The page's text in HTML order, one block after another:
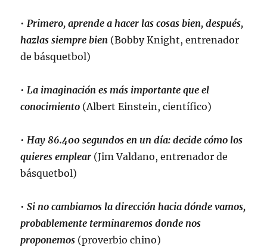
•Primero, aprende a hacer las cosas bien, después,
hazlas siempre bien (Bobby Knight, entrenador
de básquetbol)
•La imaginación es más importante que el
conocimiento (Albert Einstein, científico)
•Hay 86.400 segundos en un día: decide cómo los
quieres emplear (Jim Valdano, entrenador de
básquetbol)
• Si no cambiamos la dirección hacia dónde vamos,
probablemente terminaremos donde nos
proponemos (proverbio chino)